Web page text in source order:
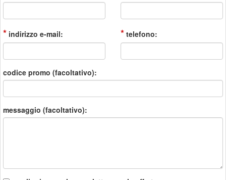
* indirizzo e-mail: * telefono:
codice promo (facoltativo):
messaggio (facoltativo):